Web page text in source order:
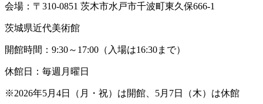
会場：〒310-0851 茨木市水戸市千波町東久保666-1
茨城県近代美術館
開館時間：9:30～17:00（入場は16:30まで）
休館日：毎週月曜日
※2026年5月4日（月・祝）は開館、5月7日（木）は休館